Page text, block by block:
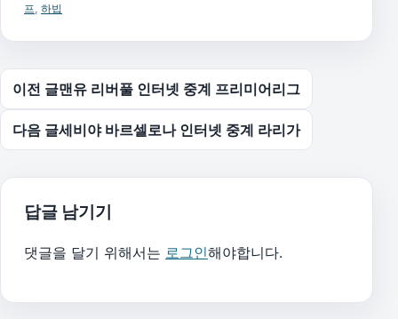
프 하빕
글 탐색
이전 글맨유 리버풀 인터넷 중계 프리미어리그
다음 글세비야 바르셀로나 인터넷 중계 라리가
답글 남기기
댓글을 달기 위해서는 로그인해야합니다.